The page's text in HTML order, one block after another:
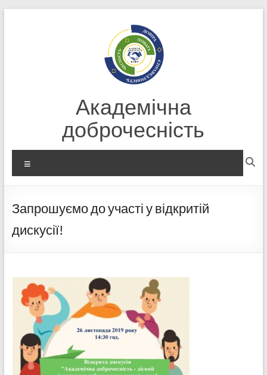
Академічна
доброчесність
Запрошуємо до участі у відкритій
дискусії!